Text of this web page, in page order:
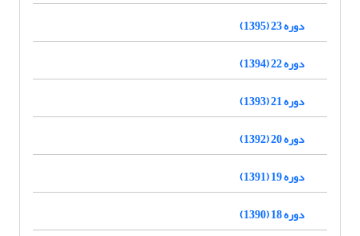
دوره 23 (1395)
دوره 22 (1394)
دوره 21 (1393)
دوره 20 (1392)
دوره 19 (1391)
دوره 18 (1390)